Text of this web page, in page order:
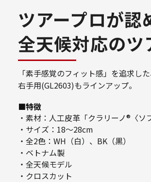
ツアープロが認
全天候対応のツ
「素手感覚のフィット感」を追求し
右手用(GL2603)もラインアップ。
■特徴
・素材：人工皮革「クラリーノ®〈ソ
・サイズ：18～28cm
・全2色：WH（白）、BK（黒）
・ベトナム製
・全天候モデル
・クロスカット